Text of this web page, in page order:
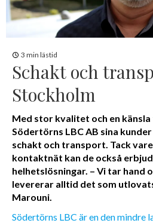
3 min lästid
Schakt och
Stockholm
Med stor kvalitet och en
Södertörns LBC AB sina
schakt och transport. Tack
kontaktnät kan de också
helhetslösningar. – Vi tar hand
levererar alltid det som
Marouni.
Södertörns LBC är en den mindre